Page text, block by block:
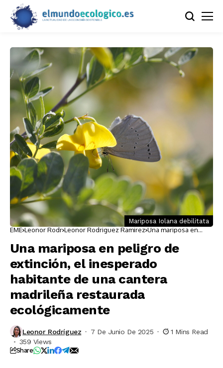
Mariposa Iolana debilitata
EME Leonor Rodr Leonor Rodriguez Ramirez Una mariposa en
el inesperado
habitante de una
restaurada
ecológicamente
Una mariposa en peligro de
extinción, el inesperado
habitante de una cantera
madrileña restaurada
ecológicamente
Leonor Rodríguez 7 De Junio De 2025
1 Mins Read
359 Views
Share